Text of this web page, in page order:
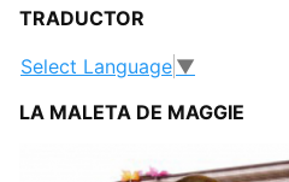
TRADUCTOR
Select Language ▼
LA MALETA DE MAGGIE